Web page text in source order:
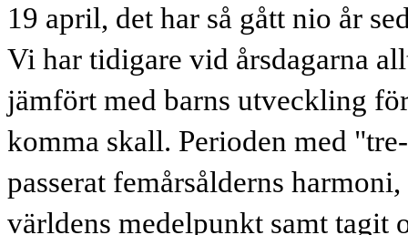
19 april, det har så gått nio år
Vi har tidigare vid årsdagarna
jämfört med barns utveckling
komma skall. Perioden med
passerat femårsålderns
världens medelpunkt samt tagit